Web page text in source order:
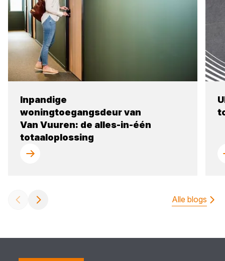
Inpandige
woningtoegangsdeur van
Van Vuuren: de alles-in-één
totaaloplossing
Alle blogs